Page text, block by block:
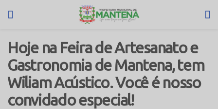
Hoje na Feira de Artesanato e
Gastronomia de Mantena, tem
Wiliam Acústico. Você é nosso
convidado especial!